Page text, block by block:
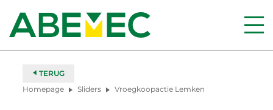
TERUG
Homepage
Sliders Vroegkoopactie Lemken